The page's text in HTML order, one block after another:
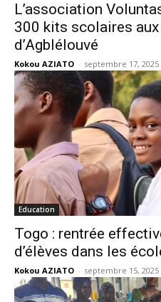
L’association
300 kits scolaires
d’Agblélouvé
Kokou AZIATO - septembre 17, 2025
Education
Togo : rentrée
d’élèves dans les
Kokou AZIATO - septembre 15, 2025